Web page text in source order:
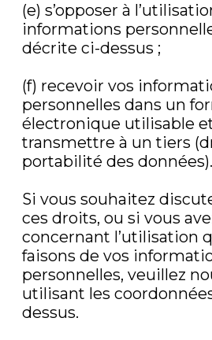
(e) s’opposer à
informations
décrite ci-dessus ;
(f) recevoir vos
personnelles dans un
électronique utilisable
transmettre à un tiers
portabilité des données).
Si vous souhaitez
ces droits, ou si vous
concernant l’utilisation
faisons de vos
personnelles, veuillez
utilisant les
dessus.